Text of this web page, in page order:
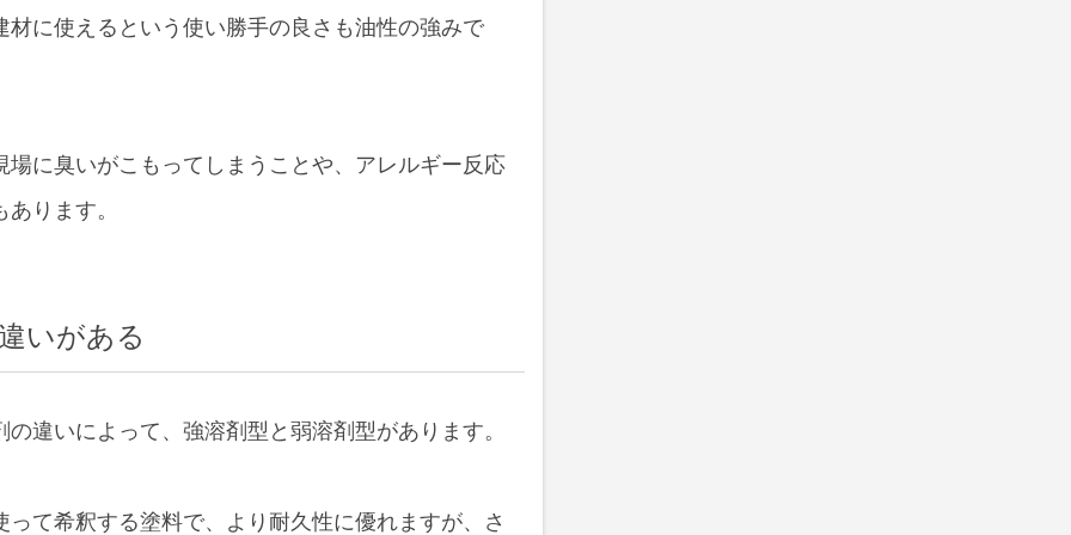
に使えるという使い勝手の良さも油性の強みで
に臭いがこもってしまうことや、アレルギー反応
ります。
いがある
違いによって、強溶剤型と弱溶剤型があります。
て希釈する塗料で、より耐久性に優れますが、さ